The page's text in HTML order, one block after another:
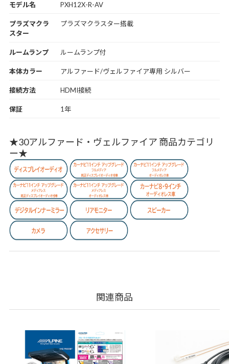
モデル名 PXH12X-R-AV
プラズマクラ
スター
プラズマクラスター搭載
ルームランプ ルームランプ付
本体カラー アルファード/ヴェルファイア専用 シルバー
接続方法 HDMI接続
保証 1年
★30アルファード・ヴェルファイア 商品カテゴリ
ー★
関連商品